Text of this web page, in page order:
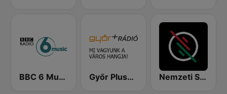
BBC 6 Music Győr Plusz Rádió Nemzeti Sportrádió